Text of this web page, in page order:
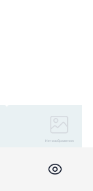
PCRM: Bursele